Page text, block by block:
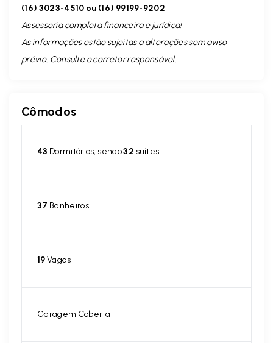
(16) 3023-4510 ou (16) 99199-9202
Assessoria completa financeira e jurídica!
As informações estão sujeitas a alterações sem aviso
prévio. Consulte o corretor responsável.
Cômodos
43 Dormitórios, sendo32 suítes
37 Banheiros
19Vagas
Garagem Coberta